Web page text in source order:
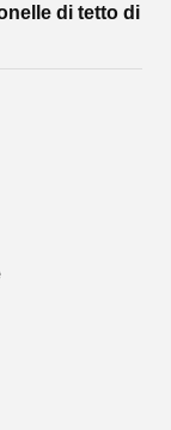
di tetto di